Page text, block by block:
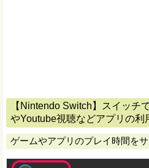
【Nintendo Switch】スイッチ
やYoutube視聴などアプリの利
ゲームやアプリのプレイ時間を